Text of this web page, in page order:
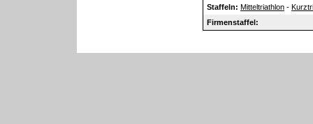
Staffeln: Mitteltriathlon -
Firmenstaffel: